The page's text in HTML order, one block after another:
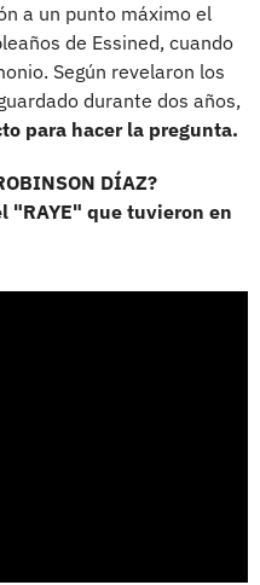
a un punto máximo el
de Essined, cuando
Según revelaron los
durante dos años,
para hacer la pregunta.
DÍAZ?
"RAYE" que tuvieron en